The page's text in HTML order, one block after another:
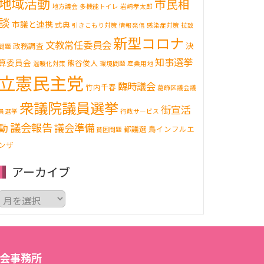
域活動 地方議会 多機能トイレ 岩崎孝太郎 市民相
市議と連携 式典 引きこもり対策 情報発信 感染症対策 拉致
題 政務調査 文教常任委員会 新型コロナ 決
委員会 温暖化対策 熊谷俊人 環境問題 産業用地 知事選挙
憲民主党 竹内千春 臨時議会 葛飾区議会議
選挙 衆議院議員選挙 行政サービス 街宣活
議会報告議会準備 貧困問題 都議選 鳥インフルエ
ザ
アーカイブ
事務所